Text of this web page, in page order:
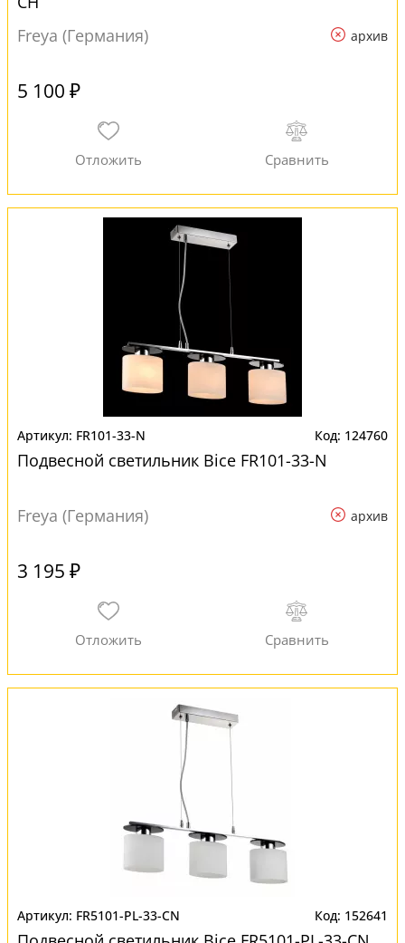
Freya (Германия)
архив
5 100 ₽
FR101-33-N 124760
Подвесной светильник Bice FR101-33-N
Freya (Германия) архив
3 195 ₽
FR5101-PL-33-CN 152641